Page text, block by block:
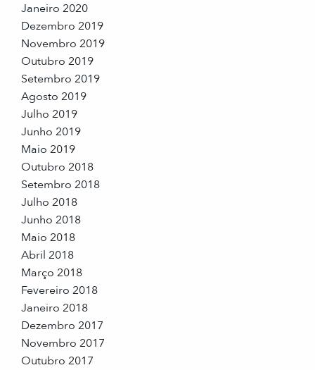
Janeiro 2020
Dezembro 2019
Novembro 2019
Outubro 2019
Setembro 2019
Agosto 2019
Julho 2019
Junho 2019
Maio 2019
Outubro 2018
Setembro 2018
Julho 2018
Junho 2018
Maio 2018
Abril 2018
Março 2018
Fevereiro 2018
Janeiro 2018
Dezembro 2017
Novembro 2017
Outubro 2017